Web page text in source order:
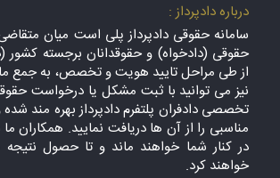
درباره دادپرداز :
سامانه حقوقی دادپرداز پلی است میان
حقوقی (دادخواه) و حقوقدانان برجسته
از طی مراحل تایید هویت و تخصص، به جمع ما
نیز می توانید با ثبت مشکل یا درخواست
تخصصی دادفران پلتفرم دادپرداز بهره مند
مناسبی را از آن ها دریافت نمایید. همکاران
در کنار شما خواهند ماند و تا حصول نتیجه
خواهند کرد.